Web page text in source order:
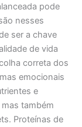
pode
nesses
ser a chave
de vida
correta dos
emocionais
e
também
Proteínas de